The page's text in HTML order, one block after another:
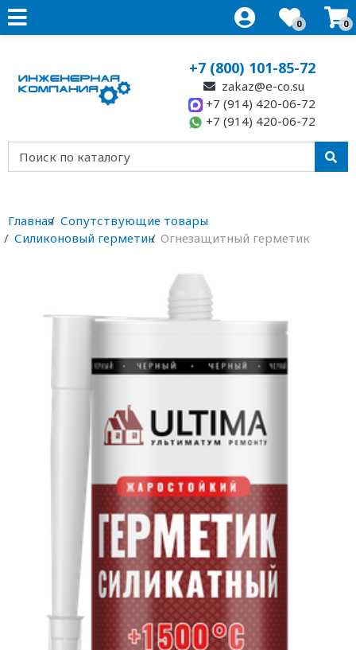
0 0
+7 (800) 101-85-72
zakaz@e-co.su
+7 (914) 420-06-72
+7 (914) 420-06-72
Главная Сопутствующие товары
Силиконовый герметик Огнезащитный герметик